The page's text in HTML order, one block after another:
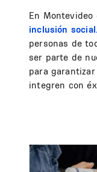
En
inclusión social.
personas de
ser parte de
para
integren con
Image